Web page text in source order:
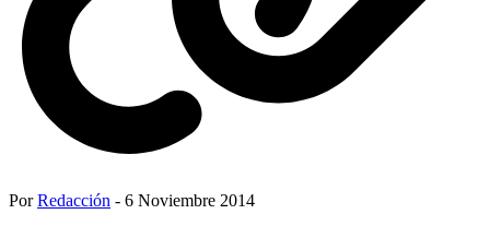
PorRedacción - 6 Noviembre 2014